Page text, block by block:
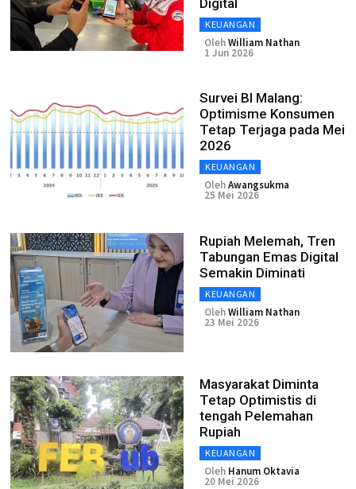
Digital
KEUANGAN
OlehWilliam Nathan
1 Jun 2026
Survei BI Malang:
Optimisme Konsumen
Tetap Terjaga pada Mei
2026
KEUANGAN
OlehAwangsukma
25 Mei 2026
Rupiah Melemah, Tren
Tabungan Emas Digital
Semakin Diminati
KEUANGAN
OlehWilliam Nathan
23 Mei 2026
Masyarakat Diminta
Tetap Optimistis di
tengah Pelemahan
Rupiah
KEUANGAN
Oleh Hanum Oktavia
20 Mei 2026